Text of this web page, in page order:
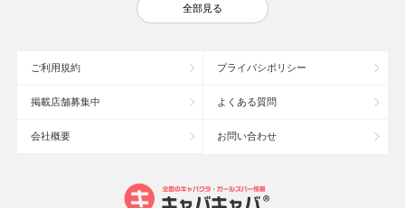
鳥取県 島根県 岡山県 広島県
沖縄県
大宮のキャバクラ 六本木のキャバクラ
全部見る
ご利用規約 プライバシポリシー
掲載店舗募集中 よくある質問
会社概要 お問い合わせ